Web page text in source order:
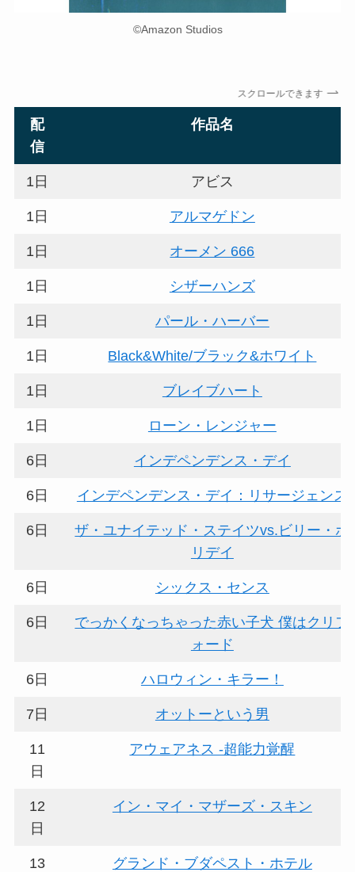
©Amazon Studios
スクロールできます
配
信
作品名
1日 アビス
1日 アルマゲドン
1日 オーメン 666
1日 シザーハンズ
1日 パール・ハーバー
1日 Black&White/ブラック&ホワイト
1日 ブレイブハート
1日 ローン・レンジャー
6日 インデペンデンス・デイ
6日 インデペンデンス・デイ：リサージェンス
6日
ザ・ユナイテッド・ステイツvs.ビリー・ホ
リデイ
6日 シックス・センス
6日
でっかくなっちゃった赤い子犬 僕はクリフ
ォード
6日 ハロウィン・キラー！
7日 オットーという男
11
日
アウェアネス -超能力覚醒
12
日
イン・マイ・マザーズ・スキン
13
グランド・ブダペスト・ホテル